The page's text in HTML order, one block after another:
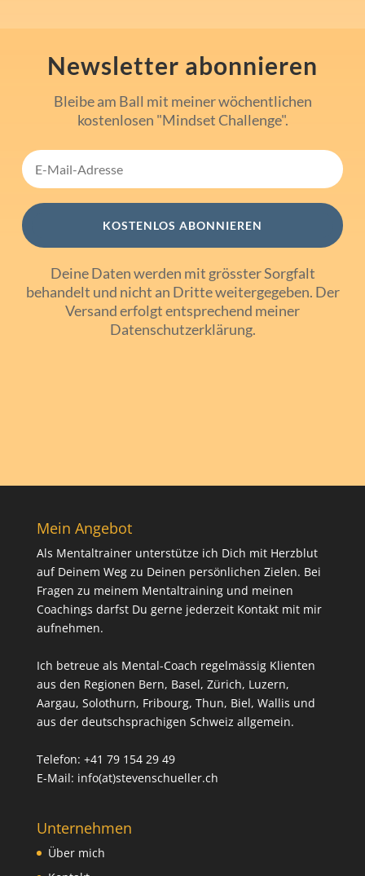
Newsletter abonnieren
Bleibe am Ball mit meiner wöchentlichen
kostenlosen "Mindset Challenge".
KOSTENLOS ABONNIEREN
Deine Daten werden mit grösster Sorgfalt
behandelt und nicht an Dritte weitergegeben. Der
Versand erfolgt entsprechend meiner
Datenschutzerklärung.
Mein Angebot
Als Mentaltrainer unterstütze ich Dich mit Herzblut
auf Deinem Weg zu Deinen persönlichen Zielen. Bei
Fragen zu meinem Mentaltraining und meinen
Coachings darfst Du gerne jederzeit Kontakt mit mir
aufnehmen.
Ich betreue als Mental-Coach regelmässig Klienten
aus den Regionen Bern, Basel, Zürich, Luzern,
Aargau, Solothurn, Fribourg, Thun, Biel, Wallis und
aus der deutschsprachigen Schweiz allgemein.
Telefon: +41 79 154 29 49
E-Mail: info(at)stevenschueller.ch
Unternehmen
Über mich